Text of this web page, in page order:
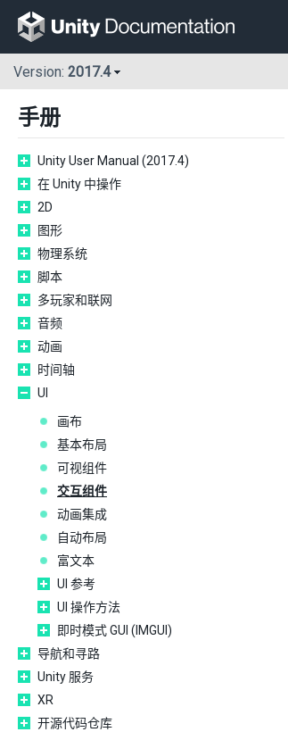
Version: 2017.4
手册
Unity User Manual (2017.4)
在 Unity 中操作
2D
图形
物理系统
脚本
多玩家和联网
音频
动画
时间轴
UI
画布
基本布局
可视组件
交互组件
动画集成
自动布局
富文本
UI 参考
UI 操作方法
即时模式 GUI (IMGUI)
导航和寻路
Unity 服务
XR
开源代码仓库